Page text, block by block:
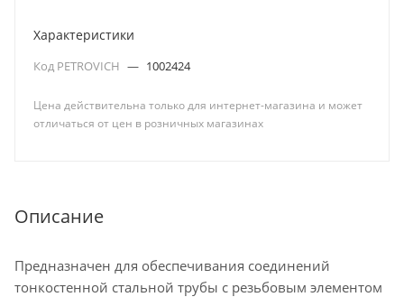
Характеристики
Код PETROVICH — 1002424
Цена действительна только для интернет-магазина и может
отличаться от цен в розничных магазинах
Описание
Предназначен для обеспечивания соединений
тонкостенной стальной трубы с резьбовым элементом